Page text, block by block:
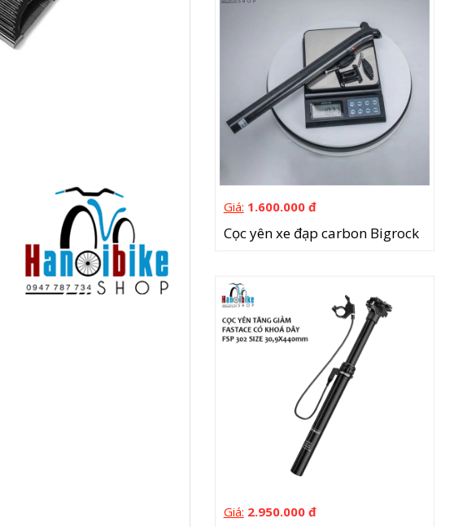
Giá: 1.600.000 đ
Cọc yên xe đạp carbon Bigrock
Giá: 2.950.000 đ